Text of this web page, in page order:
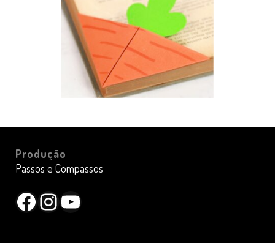
Produção
Passos e Compassos
Facebook
Instagram
YouTube